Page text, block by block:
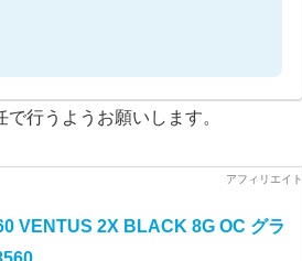
行うようお願いします。
VENTUS 2X BLACK 8G OC グラ